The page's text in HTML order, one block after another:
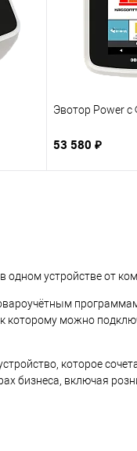
Эвотор Power c
53 580 ₽
устройстве от
можно
которое
бизнеса, включая